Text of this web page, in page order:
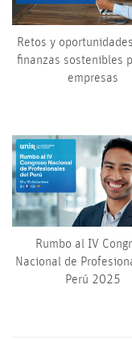
Retos y
finanzas sostenibles
empresas
Rumbo al IV
Nacional de
Perú 2025